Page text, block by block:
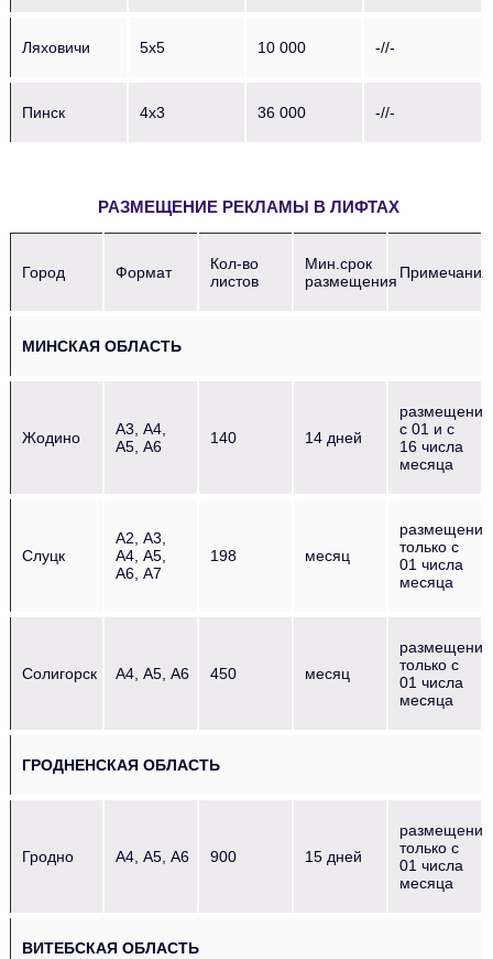
Ляховичи 5х5 10 000 -//-
Пинск 4х3 36 000 -//-
РАЗМЕЩЕНИЕ РЕКЛАМЫ В ЛИФТАХ
Город Формат
Кол-во
листов
Мин.срок
размещения Примечания
МИНСКАЯ ОБЛАСТЬ
Жодино
А3, А4,
А5, А6
140 14 дней
размещение
с 01 и с
16 числа
месяца
Слуцк
А2, А3,
А4, А5,
А6, А7
198 месяц
размещение
только с
01 числа
месяца
Солигорск А4, А5, А6 450 месяц
размещение
только с
01 числа
месяца
ГРОДНЕНСКАЯ ОБЛАСТЬ
Гродно А4, А5, А6 900 15 дней
размещение
только с
01 числа
месяца
ВИТЕБСКАЯ ОБЛАСТЬ